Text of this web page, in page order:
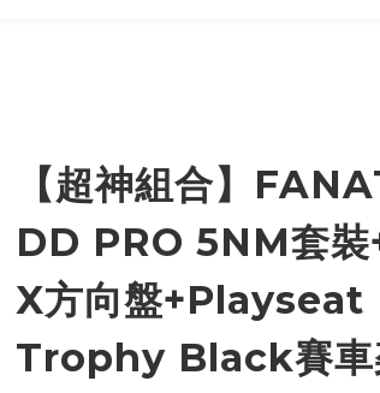
【超神組合】
DD PRO 5NM套裝
X方向盤+Playseat
Trophy Black賽車